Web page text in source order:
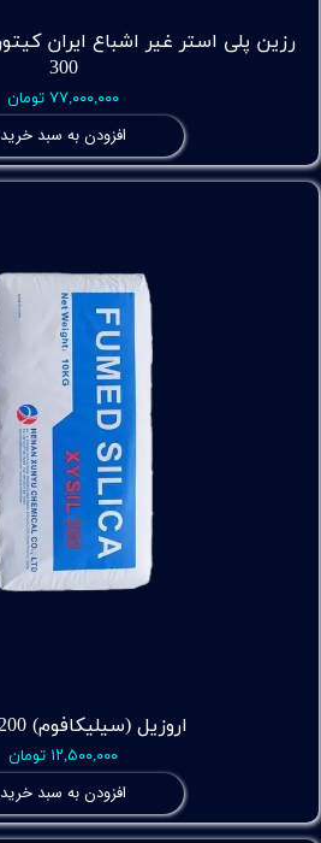
300
۷۷,۰۰۰,۰۰۰ تومان
افزودن به سبد خرید
اروزیل (سیلیکافوم) XYSIL200
۱۲,۵۰۰,۰۰۰ تومان
افزودن به سبد خرید